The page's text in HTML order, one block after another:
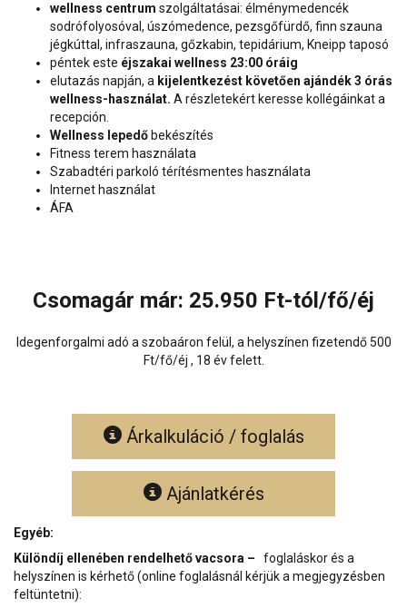
wellness centrum szolgáltatásai: élménymedencék
sodrófolyosóval, úszómedence, pezsgőfürdő, finn szauna
jégkúttal, infraszauna, gőzkabin, tepidárium, Kneipp taposó
péntek este éjszakai wellness 23:00 óráig
elutazás napján, a kijelentkezést követően ajándék 3 órás
wellness-használat. A részletekért keresse kollégáinkat a
recepción.
Wellness lepedő bekészítés
Fitness terem használata
Szabadtéri parkoló térítésmentes használata
Internet használat
ÁFA
Csomagár már: 25.950 Ft-tól/fő/éj
Idegenforgalmi adó a szobaáron felül, a helyszínen fizetendő 500
Ft/fő/éj , 18 év felett.
Árkalkuláció / foglalás
Ajánlatkérés
Egyéb:
Különdíj ellenében rendelhetővacsora – foglaláskor és a
helyszínen is kérhető (online foglalásnál kérjük a megjegyzésben
feltüntetni):